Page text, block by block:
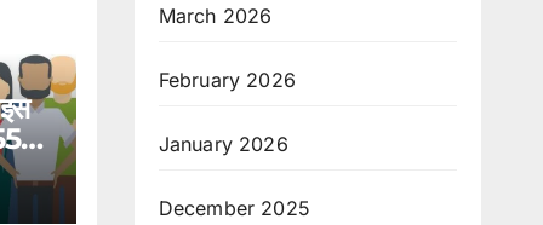
March 2026
February 2026
January 2026
December 2025